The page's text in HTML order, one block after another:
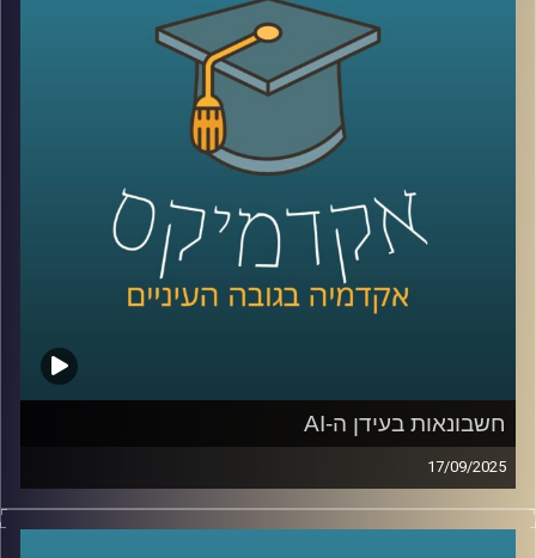
היום זכיתי לארח את ד”ר שירי צמח שמיר – חוקרת ומרצה
מובילה בתחום כלכלת הסביבה, בעלת תואר שני ודוקטורט
בכלכלה בתוכנית המשותפת של הטכניון ואוניברסיטת חיפה.
היא מתמחה בהערכה כלכלית של המגוון הביולוגי, שירותי
המערכת האקולוגית הימית והיבשתית, ובפיתוח מודלים
חדשניים לקבלת החלטות רציונלית ומקיימת.
אז איך מתמחרים את שוויו של עץ? מה הקשר בין נחלים, פחמן
ומסים? ולמה דווקא ישראל תופסת טרמפ על המאמץ העולמי
נגד משבר האקלים?
חשבונאות בעידן ה-AI
17/09/2025
כולנו מרגישים איך ה-AI משנה מקצועות מבפנים, אבל מה
קורה כשהוא נוגע בליבת שפת העסקים, החשבונאות: היום